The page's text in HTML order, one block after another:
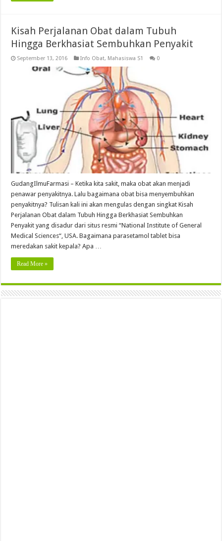
Kisah Perjalanan Obat dalam Tubuh
Hingga Berkhasiat Sembuhkan Penyakit
September 13, 2016 Info Obat, Mahasiswa S1 0
GudangIlmuFarmasi – Ketika kita sakit, maka obat akan menjadi
penawar penyakitnya. Lalu bagaimana obat bisa menyembuhkan
penyakitnya? Tulisan kali ini akan mengulas dengan singkat Kisah
Perjalanan Obat dalam Tubuh Hingga Berkhasiat Sembuhkan
Penyakit yang disadur dari situs resmi “National Institute of General
Medical Sciences“, USA. Bagaimana parasetamol tablet bisa
meredakan sakit kepala? Apa …
Read More »